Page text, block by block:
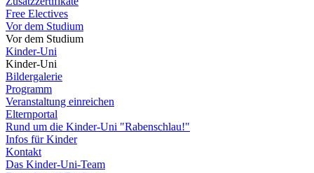
Free Electives
Vor dem Studium
Vor dem Studium
Kinder-Uni
Kinder-Uni
Bildergalerie
Programm
Veranstaltung einreichen
Elternportal
Rund um die Kinder-Uni "Rabenschlau!"
Infos für Kinder
Kontakt
Das Kinder-Uni-Team